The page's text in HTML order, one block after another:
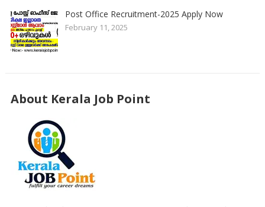
Post Office Recruitment-2025 Apply Now
February 11, 2025
About Kerala Job Point